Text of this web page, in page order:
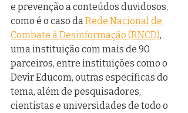
e prevenção a conteúdos duvidosos,
como é o caso da Rede Nacional de
Combate à Desinformação (RNCD),
uma instituição com mais de 90
parceiros, entre instituições como o
Devir Educom, outras específicas do
tema, além de pesquisadores,
cientistas e universidades de todo o